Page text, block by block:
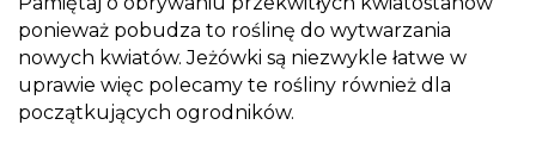
ponieważ pobudza to roślinę do wytwarzania
nowych kwiatów. Jeżówki są niezwykle łatwe w
uprawie więc polecamy te rośliny również dla
początkujących ogrodników.